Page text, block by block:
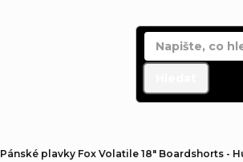
Pánské plavky Fox Volatile 18" Boardshorts -